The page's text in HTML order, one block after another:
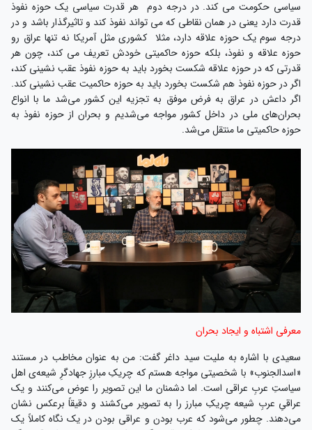
سیاسی حکومت می کند. در درجه دوم هر قدرت سیاسی یک حوزه نفوذ
قدرت دارد یعنی در همان نقاطی که می تواند نفوذ کند و تاثیر‌گذار باشد و در
درجه سوم یک حوزه علاقه دارد، مثلا کشوری مثل آمریکا نه تنها عراق رو
حوزه علاقه و نفوذ، بلکه حوزه حاکمیتی خودش تعریف می‌ کند، چون هر
قدرتی که در حوزه علاقه شکست بخورد باید به حوزه نفوذ عقب نشینی کند،
اگر در حوزه نفوذ هم شکست بخورد باید به حوزه حاکمیت عقب نشینی کند.
اگر داعش در عراق به فرض موفق به تجزیه این کشور می‌شد ما با انواع
بحران‌های ملی در داخل کشور مواجه می‌شدیم و بحران از حوزه نفوذ به
حوزه حاکمیتی ما منتقل می‌شد.
معرفی اشتباه و ایجاد بحران
سعیدی با اشاره به ملیت سید داغر گفت: من به ‌عنوان مخاطب در مستند
«اسدالجنوب» با شخصیتی مواجه هستم که چریکِ مبارزِ جهادگرِ شیعه‌ی اهل
سیاستِ عربِ عراقی است. اما دشمنان ما این تصویر را عوض می‌کنند و یک
عراقیِ عربِ شیعه‌ چریکِ مبارز را به تصویر می‌کشند و دقیقاً برعکس نشان
می‌دهند. چطور می‌شود که عرب بودن و عراقی بودن در یک نگاه کاملاً یک